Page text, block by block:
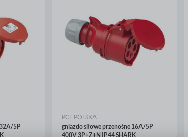
5P
PCE POLSKA
gniazdo siłowe przenośne 16A/5P
400V 3P+Z+N IP44 SHARK